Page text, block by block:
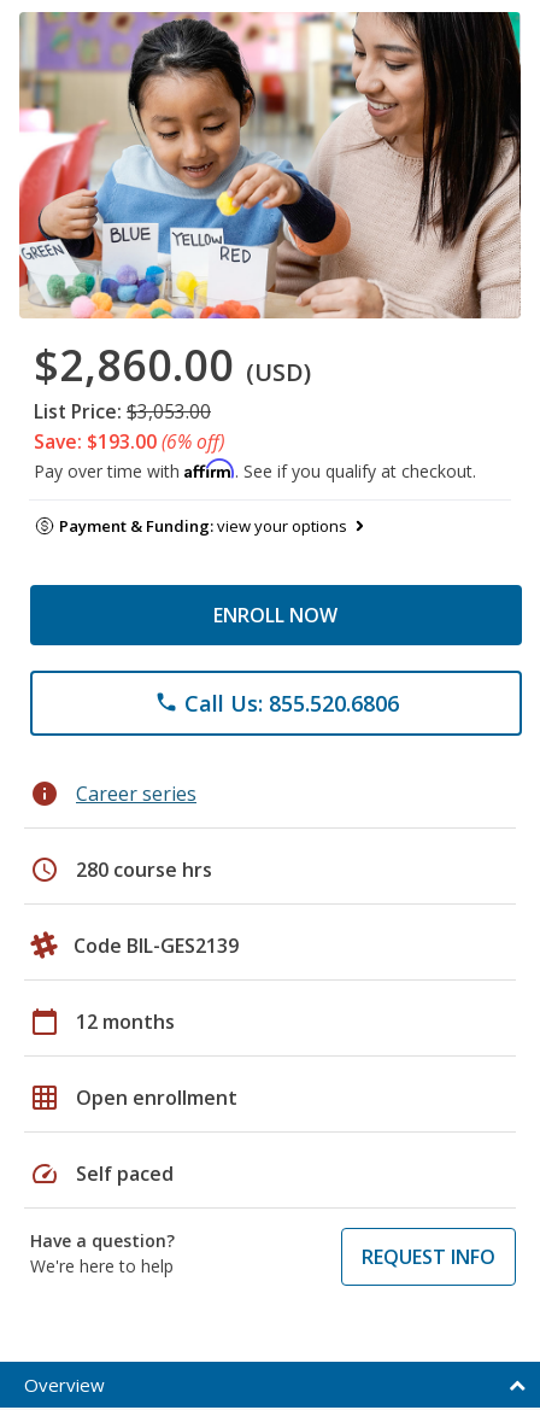
$2,860.00 (USD)
List Price: $3,053.00
Save: $193.00(6% off)
Pay over time with Affirm. See if you qualify at checkout.
Payment & Funding:view your options
ENROLL NOW
phone Call Us: 855.520.6806
info Career series
schedule 280 course hrs
Code BIL-GES2139
calendar_today 12 months
grid_on Open enrollment
speed Self paced
Have a question?
We're here to help
REQUEST INFO
Overview